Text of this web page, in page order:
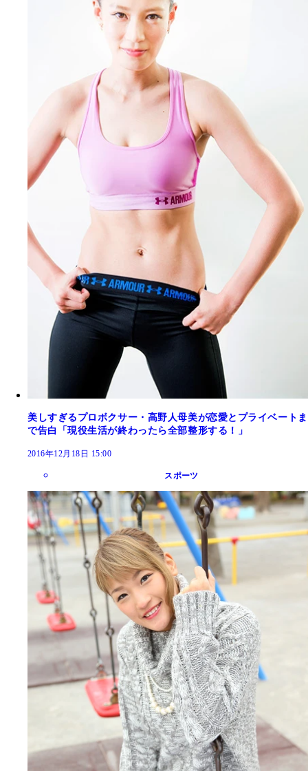
美しすぎるプロボクサー・高野人母美が恋愛とプライベートま
で告白「現役生活が終わったら全部整形する！」
2016年12月18日 15:00
スポーツ